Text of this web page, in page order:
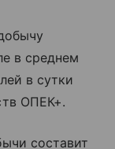
в среднем
в сутки
ОПЕК+.
составит